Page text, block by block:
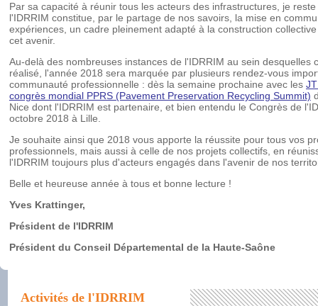
Par sa capacité à réunir tous les acteurs des infrastructures, je
l'IDRRIM constitue, par le partage de nos savoirs, la mise en
expériences, un cadre pleinement adapté à la construction
cet avenir.
Au-delà des nombreuses instances de l'IDRRIM au sein desquelles
réalisé, l'année 2018 sera marquée par plusieurs rendez-vous
communauté professionnelle : dès la semaine prochaine avec les
congrès mondial PPRS (Pavement Preservation Recycling Summit)
Nice dont l'IDRRIM est partenaire, et bien entendu le Congrès de
octobre 2018 à Lille.
Je souhaite ainsi que 2018 vous apporte la réussite pour tous vos
professionnels, mais aussi à celle de nos projets collectifs, en
l'IDRRIM toujours plus d'acteurs engagés dans l'avenir de nos
Belle et heureuse année à tous et bonne lecture !
Yves Krattinger,
Président de l'IDRRIM
Président du Conseil Départemental de la Haute-Saône
Activités de l'IDRRIM